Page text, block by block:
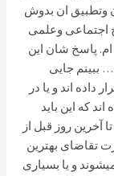
وتطبیق ان بدوش
اجتماعی وعلمی
پاسخ شان این
ببینم جایی
داده اند و یا در
اند که این باید
آخرین روز قبل از
تقاضای بهترین
و یا بسیاری